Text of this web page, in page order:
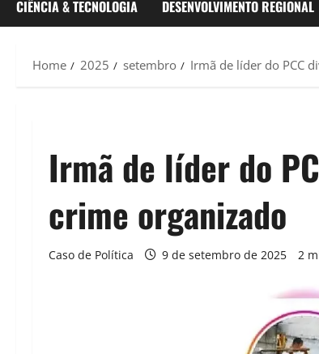
CIÊNCIA & TECNOLOGIA DESENVOLVIMENTO REGIONAL
Home 2025 setembro Irmã de líder do PCC
Irmã de líder do
crime organizado
Caso de Política 9 de setembro de 2025 2